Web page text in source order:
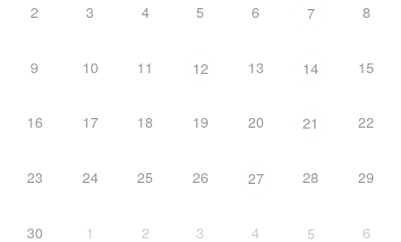
2 3 4 5 6 7 8
9 10 11 12 13 14 15
16 17 18 19 20 21 22
23 24 25 26 27 28 29
30 1 2 3 4 5 6